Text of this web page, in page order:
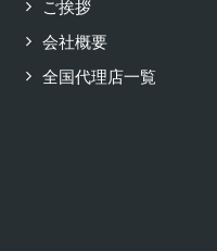
ご挨拶
会社概要
全国代理店一覧